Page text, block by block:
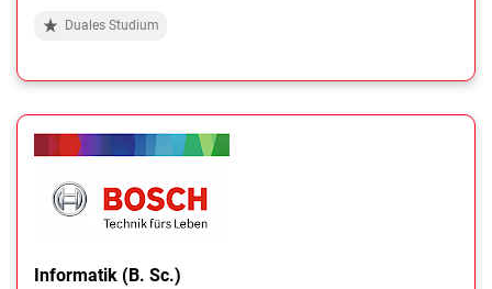
Duales Studium
Informatik (B. Sc.)